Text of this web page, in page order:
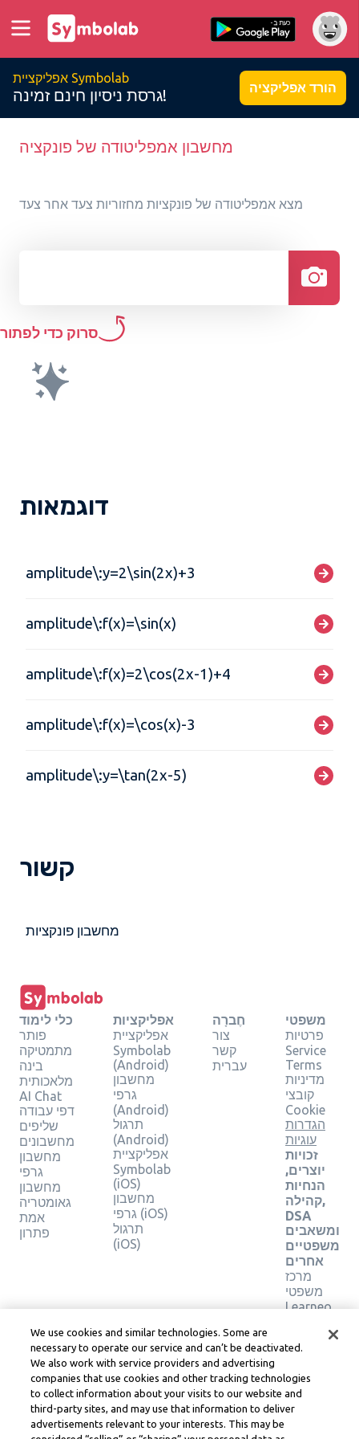
אפליקציית Symbolab
גרסת ניסיון חינם זמינה! הורד אפליקציה
מחשבון אמפליטודה של פונקציה
מצא אמפליטודה של פונקציות מחזוריות צעד אחר צעד
סרוק כדי לפתור
דוגמאות
amplitude\:y=2\sin(2x)+3
amplitude\:f(x)=\sin(x)
amplitude\:f(x)=2\cos(2x-1)+4
amplitude\:f(x)=\cos(x)-3
amplitude\:y=\tan(2x-5)
קשור
מחשבון פונקציות
כלי לימוד
פותר
מתמטיקה
בינה
מלאכותית
AI Chat
דפי עבודה
שליפים
מחשבונים
מחשבון
גרפי
מחשבון
גאומטריה
אמת
פתרון
אפליקציות
אפליקציית
Symbolab
(Android)
מחשבון
גרפי
(Android)
תרגול
(Android)
אפליקציית
Symbolab
(iOS)
מחשבון
גרפי (iOS)
תרגול
(iOS)
חֶברָה
צור
קשר
עברית
משפטי
פרטיות
Service
Terms
מדיניות
קובצי
Cookie
הגדרות
עוגיות
זכויות
יוצרים,
הנחיות
קהילה,
DSA
ומשאבים
משפטיים
אחרים
מרכז
משפטי
Learneo
של
Symbolab, a Learneo, Inc. business
© Learneo, Inc. 2024
We use cookies and similar technologies. Some are
necessary to operate our service and can’t be deactivated.
We also work with service providers and advertising
companies that use cookies and other tracking technologies
to collect information about your visits to our website and
third-party sites, and may use that information to deliver
advertisements relevant to your interests. This may be